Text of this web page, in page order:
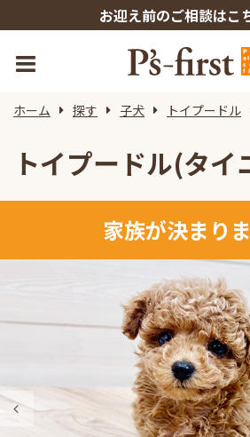
お迎え前のご相談はこ
ホーム 探す 子犬 トイプードル
トイプードル(タイ
家族が決まり